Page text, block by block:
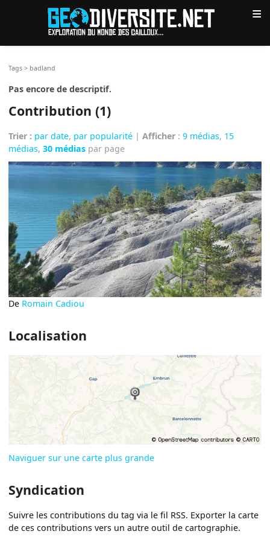
≡
Tags > badland
Pas encore de descriptif.
Contribution (1)
Trier : par date, par popularité |Afficher :9 médias, 15
médias,30 médias par page
De Romain Cadiou
Localisation
Naviguer sur une carte plus grande
Syndication
Suivre les contributions du tag via le fil RSS. Exporter la carte
de ces contributions vers un autre outil de cartographie.